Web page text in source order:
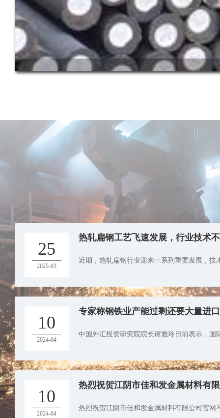
25
2025-03
热轧扁钢工艺飞速发展，行业技术
近期，热轧扁钢行业迎来一系列重要发展，
10
2024-04
专家称钢铁业产能过剩还要大量进
中国外汇投资研究院院长谭雅玲日前表示，
10
2024-04
热烈祝贺江阴市佳和发金属材料有
热烈祝贺江阴市佳和发金属材料有限公司官